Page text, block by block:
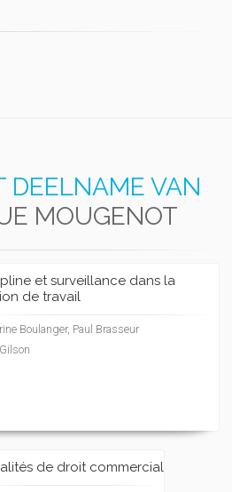
DEELNAME VAN
MOUGENOT
et surveillance dans la
de travail
Boulanger, Paul Brasseur
de droit commercial